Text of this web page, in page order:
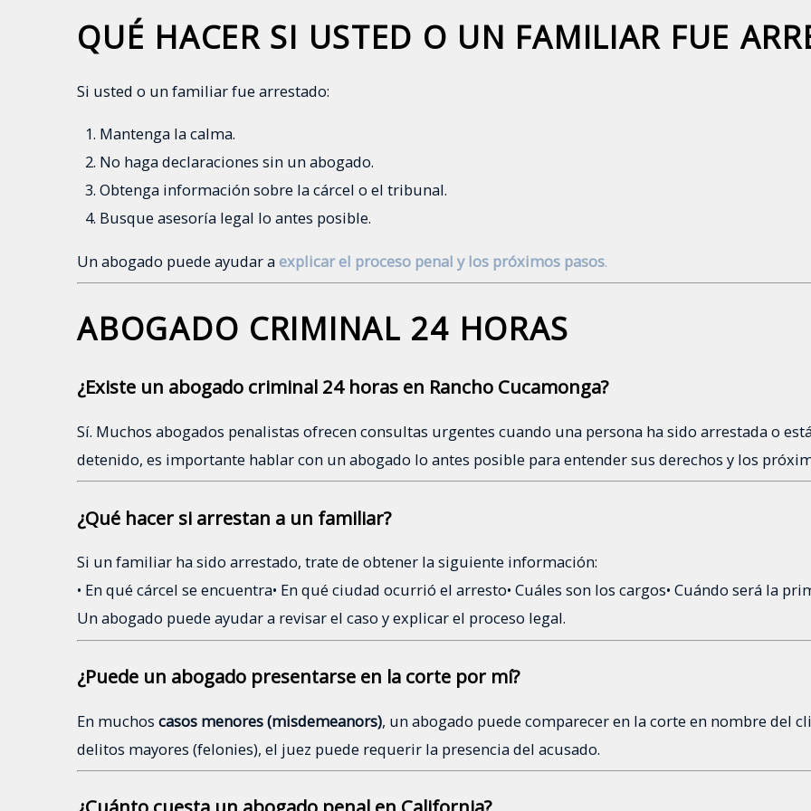
QUÉ HACER SI USTED O UN FAMILIAR FUE
Si usted o un familiar fue arrestado:
Mantenga la calma.
No haga declaraciones sin un abogado.
Obtenga información sobre la cárcel o el tribunal.
Busque asesoría legal lo antes posible.
Un abogado puede ayudar a explicar el proceso penal y los próximos pasos.
ABOGADO CRIMINAL 24 HORAS
¿Existe un abogado criminal 24 horas en Rancho Cucamonga?
Sí. Muchos abogados penalistas ofrecen consultas urgentes cuando una persona ha sido arrestada o
detenido, es importante hablar con un abogado lo antes posible para entender sus derechos y los
¿Qué hacer si arrestan a un familiar?
Si un familiar ha sido arrestado, trate de obtener la siguiente información:
• En qué cárcel se encuentra• En qué ciudad ocurrió el arresto• Cuáles son los cargos• Cuándo será la
Un abogado puede ayudar a revisar el caso y explicar el proceso legal.
¿Puede un abogado presentarse en la corte por mí?
En muchoscasos menores (misdemeanors), un abogado puede comparecer en la corte en nombre del
delitos mayores (felonies), el juez puede requerir la presencia del acusado.